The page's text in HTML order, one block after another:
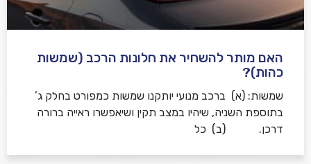
האם מותר להשחיר את חלונות הרכב (שמשות
כהות)?
שמשות: (א) ברכב מנועי יותקנו שמשות כמפורט בחלק ג’
בתוספת השניה, שיהיו במצב תקין ושיאפשרו ראייה ברורה
דרכן. (ב) כל